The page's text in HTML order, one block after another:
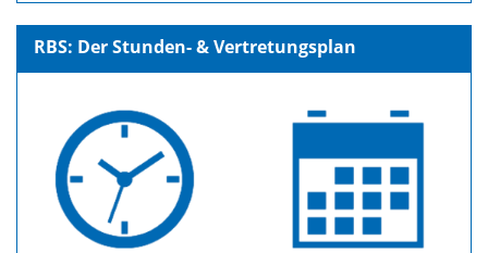
RBS: Der Stunden- & Vertretungsplan